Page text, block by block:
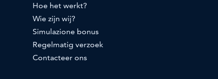
Hoe het werkt?
Wie zijn wij?
Simulazione bonus
Regelmatig verzoek
Contacteer ons